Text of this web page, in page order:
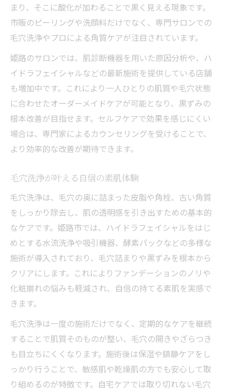
毛穴ケア施術がもたらす即効性の魅力
専門サロンでの毛穴吸引体験の流れ
毛穴洗浄と黒ずみ改善の最新トレンド
肌診断を活用した毛穴タイプ別アプローチ
毛穴タイプ別に最適な診断方法を紹介
サロンの肌診断を活かした毛穴ケア戦略
毛穴悩みに合わせたアプローチ事例集
科学的診断で始める毛穴改善の第一歩
月１回通える毛穴サロンの魅力とは
姫路で人気の毛穴ケア定期施術の効果
定期的な毛穴洗浄が肌に与える変化
毛穴改善のための習慣化のコツを紹介
継続ケアで実感する透明感アップ体験
自分に合う毛穴ケア選びの秘訣を徹底解説
毛穴悩み別おすすめケア方法を解説
毛穴洗浄とホームケアの使い分け方
専門家のアドバイスを活かすケア術
毛穴ケアで失敗しないための注意点
まり、そこに酸化が加わることで黒く見える現象です。
市販のピーリングや洗顔料だけでなく、専門サロンでの
毛穴洗浄やプロによる角質ケアが注目されています。
姫路のサロンでは、肌診断機器を用いた原因分析や、ハ
イドラフェイシャルなどの最新施術を提供している店舗
も増加中です。これにより一人ひとりの肌質や毛穴状態
に合わせたオーダーメイドケアが可能となり、黒ずみの
根本改善が目指せます。セルフケアで効果を感じにくい
場合は、専門家によるカウンセリングを受けることで、
より効率的な改善が期待できます。
毛穴洗浄が叶える自信の素肌体験
毛穴洗浄は、毛穴の奥に詰まった皮脂や角栓、古い角質
をしっかり除去し、肌の透明感を引き出すための基本的
なケアです。姫路市では、ハイドラフェイシャルをはじ
めとする水流洗浄や吸引機器、酵素パックなどの多様な
施術が導入されており、毛穴詰まりや黒ずみを根本から
クリアにします。これによりファンデーションのノリや
化粧崩れの悩みも軽減され、自信の持てる素肌を実感で
きます。
毛穴洗浄は一度の施術だけでなく、定期的なケアを継続
することで肌質そのものが整い、毛穴の開きやざらつき
も目立ちにくくなります。施術後は保湿や鎮静ケアをし
っかり行うことで、敏感肌や乾燥肌の方でも安心して取
り組めるのが特徴です。自宅ケアでは取り切れない毛穴